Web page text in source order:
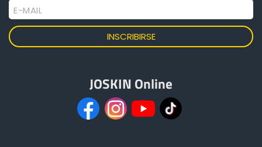
E-MAIL
JOSKIN Online